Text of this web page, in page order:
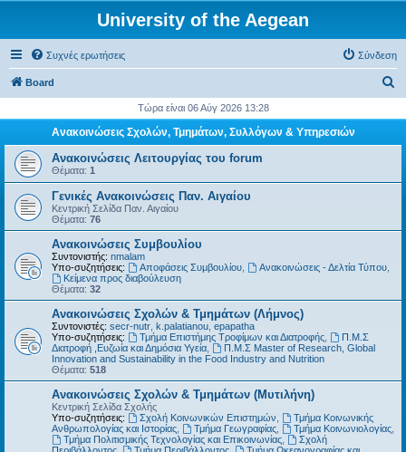
University of the Aegean
Συχνές ερωτήσεις Σύνδεση
Board
ζ
σ
Τώρα είναι 06 Αύγ 2026 13:28
Ανακοινώσεις Σχολών, Τμημάτων, Συλλόγων & Υπηρεσιών
Ανακοινώσεις Λειτουργίας του forum
Θέματα: 1
Γενικές Ανακοινώσεις Παν. Αιγαίου
Κεντρική Σελίδα Παν. Αιγαίου
Θέματα: 76
Ανακοινώσεις Συμβουλίου
Συντονιστής: nmalam
Υπο-συζητήσεις:
Αποφάσεις Συμβουλίου, Ανακοινώσεις - Δελτία Τύπου,
Kείμενα προς διαβούλευση
Θέματα: 32
Ανακοινώσεις Σχολών & Τμημάτων (Λήμνος)
Συντονιστές: secr-nutr k.palatianou epapatha
Υπο-συζητήσεις:
Τμήμα Επιστήμης Τροφίμων και Διατροφής,
Π.Μ.Σ
Διατροφή ,Ευζωία και Δημόσια Υγεία
Π.Μ.Σ Master of Research, Global
Innovation and Sustainability in the Food Industry and Nutrition
Θέματα: 518
Ανακοινώσεις Σχολών & Τμημάτων (Μυτιλήνη)
Κεντρική Σελίδα Σχολής
Υπο-συζητήσεις:
Σχολή Κοινωνικών Επιστημών
Τμήμα Κοινωνικής
Ανθρωπολογίας και Ιστορίας
Τμήμα Γεωγραφίας, Τμήμα Κοινωνιολογίας,
Τμήμα Πολιτισμικής Τεχνολογίας και Επικοινωνίας,
Σχολή